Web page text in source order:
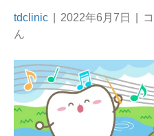
tdclinic 2022年6月7日
ん